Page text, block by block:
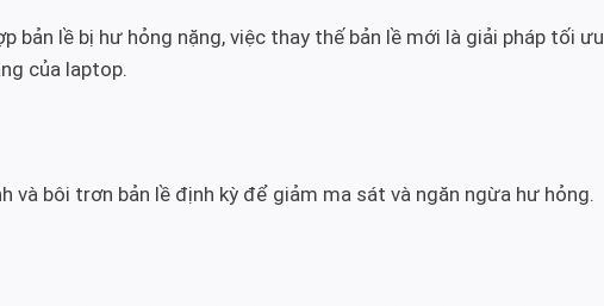
bản lề bị hư hỏng nặng, việc thay thế bản lề mới là giải pháp tối ưu
của laptop.
và bôi trơn bản lề định kỳ để giảm ma sát và ngăn ngừa hư hỏng.